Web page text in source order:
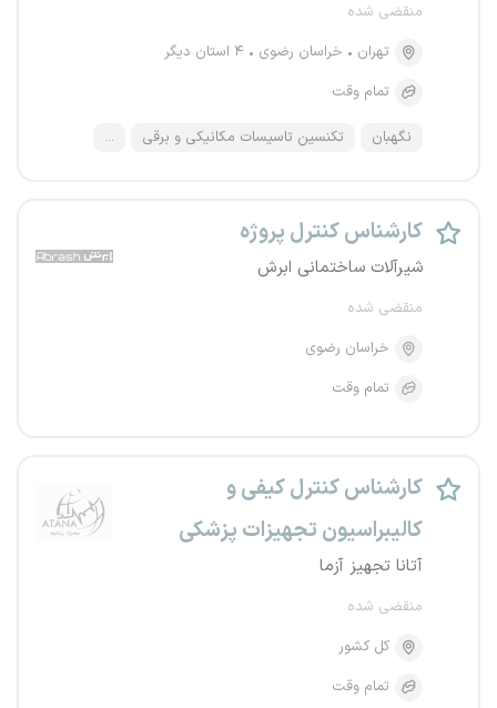
منقضی شده
تهران
خراسان رضوی
۴ استان دیگر
تمام وقت
نگهبان تکنسین تاسیسات مکانیکی و برقی ...
کارشناس کنترل پروژه
شیرآلات ساختمانی ابرش
منقضی شده
خراسان رضوی
تمام وقت
کارشناس کنترل کیفی و
کالیبراسیون تجهیزات پزشکی
آتانا تجهیز آزما
منقضی شده
کل کشور
تمام وقت